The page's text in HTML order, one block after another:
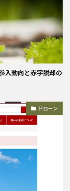
入動向と赤字脱却の
ドローン